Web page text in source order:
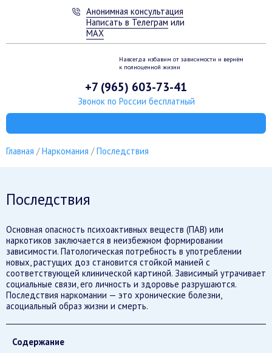
Анонимная консультация
Написать в Телеграм или
MAX
Навсегда избавим от зависимости и вернём
к полноценной жизни
+7 (965) 603-73-41
Звонок по России бесплатный
Главная Наркомания Последствия
Последствия
Основная опасность психоактивных веществ (ПАВ) или
наркотиков заключается в неизбежном формировании
зависимости. Патологическая потребность в употреблении
новых, растущих доз становится стойкой манией с
соответствующей клинической картиной. Зависимый утрачивает
социальные связи, его личность и здоровье разрушаются.
Последствия наркомании — это хронические болезни,
асоциальный образ жизни и смерть.
Содержание